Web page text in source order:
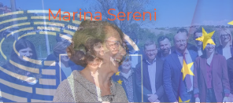
Marina Sereni